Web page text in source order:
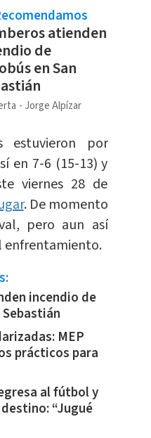
atienden
de
en San
Jorge Alpízar
estuvieron por
en 7-6 (15-13) y
viernes 28 de
. De momento
pero aun así
enfrentamiento.
incendio de
MEP
prácticos para
al fútbol y
“Jugué